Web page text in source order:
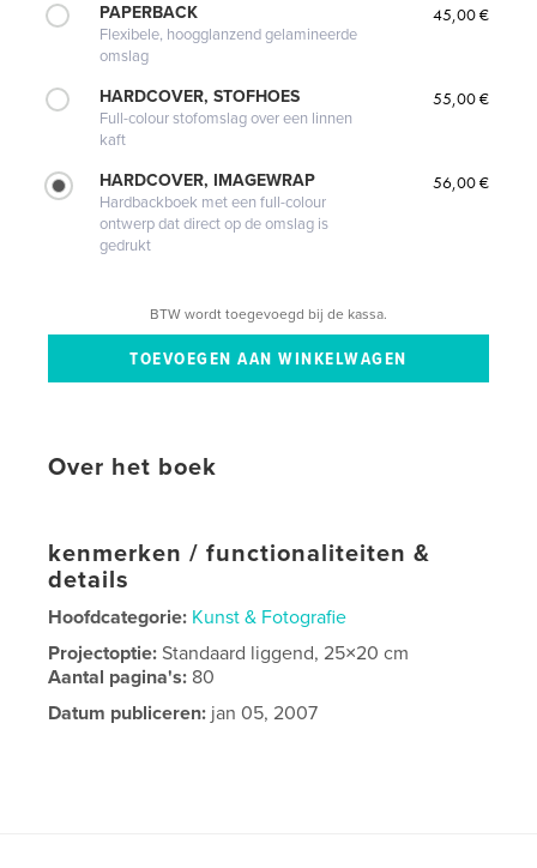
PAPERBACK
Flexibele, hoogglanzend gelamineerde
omslag
45,00 €
HARDCOVER, STOFHOES
Full-colour stofomslag over een linnen
kaft
55,00 €
HARDCOVER, IMAGEWRAP
Hardbackboek met een full-colour
ontwerp dat direct op de omslag is
gedrukt
56,00 €
BTW wordt toegevoegd bij de kassa.
Over het boek
kenmerken / functionaliteiten &
details
Hoofdcategorie: Kunst & Fotografie
Projectoptie:Standaard liggend, 25×20 cm
Aantal pagina's: 80
Datum publiceren: jan 05, 2007